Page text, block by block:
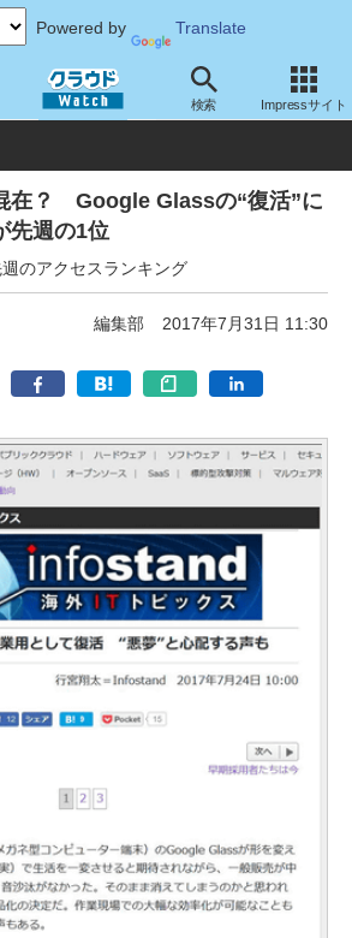
Powered by Translate
検索 Impressサイト
ク ランキング
在？ Google Glassの“復活”に
先週の1位
のアクセスランキング
編集部 2017年7月31日 11:30